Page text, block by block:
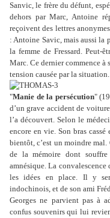
Sanvic, le frère du défunt,
dehors par Marc, Antoine
reçoivent des lettres
: Antoine Savic, mais aussi la
la femme de Fressard. Peut-
Marc. Ce dernier commence à
tension causée par la
"Manie de la persécution"
d’un grave accident de
l’a découvert. Selon le
encore en vie. Son bras
bientôt, c’est un moindre
de la mémoire dont souffre
amnésique. La
les idées en place. Il y
indochinois, et de son ami
Georges ne parvient pas à
confus souvenirs qui lui